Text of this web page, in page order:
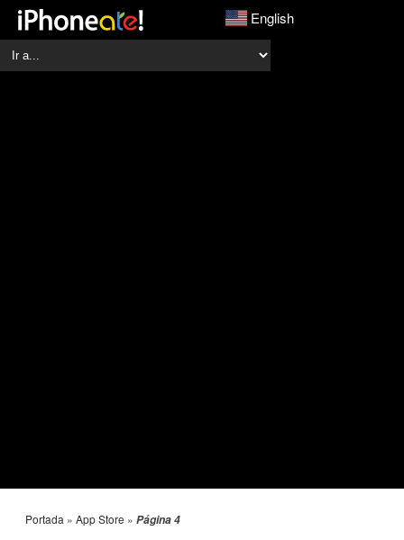
English
Portada » App Store » Página 4